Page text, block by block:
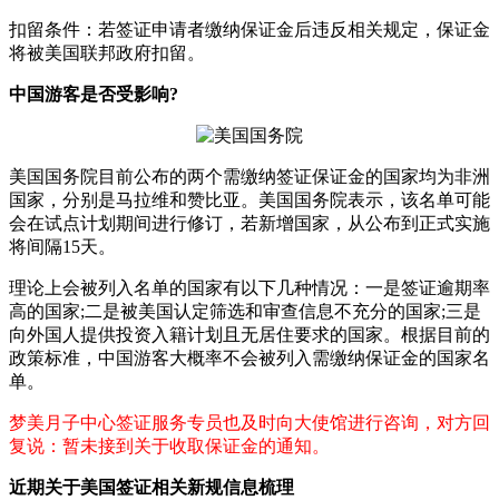
扣留条件：若签证申请者缴纳保证金后违反相关规定，保证金
将被美国联邦政府扣留。
中国游客是否受影响?
美国国务院目前公布的两个需缴纳签证保证金的国家均为非洲
国家，分别是马拉维和赞比亚。美国国务院表示，该名单可能
会在试点计划期间进行修订，若新增国家，从公布到正式实施
将间隔15天。
理论上会被列入名单的国家有以下几种情况：一是签证逾期率
高的国家;二是被美国认定筛选和审查信息不充分的国家;三是
向外国人提供投资入籍计划且无居住要求的国家。根据目前的
政策标准，中国游客大概率不会被列入需缴纳保证金的国家名
单。
梦美月子中心签证服务专员也及时向大使馆进行咨询，对方回
复说：暂未接到关于收取保证金的通知。
近期关于美国签证相关新规信息梳理